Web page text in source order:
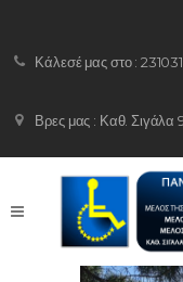
Κάλεσέ μας στο :
Βρες μας : Καθ.